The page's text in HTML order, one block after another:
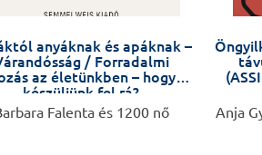
anyáknak és apáknak –
/ Forradalmi
az életünkben – hogyan
készüljünk fel rá?
Falenta és 1200 nő
Anja